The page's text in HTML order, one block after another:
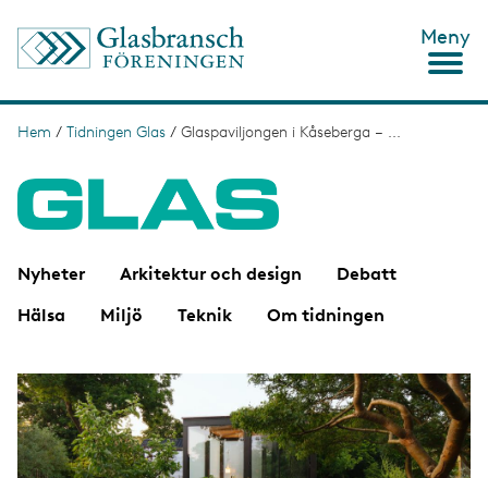
Meny
L
k
s
g
Hem / Tidningen Glas / Glaspaviljongen i Kåseberga – ...
Nyheter Arkitektur och design
Debatt
Hälsa
Miljö Teknik Om tidningen
I
m
a
g
e